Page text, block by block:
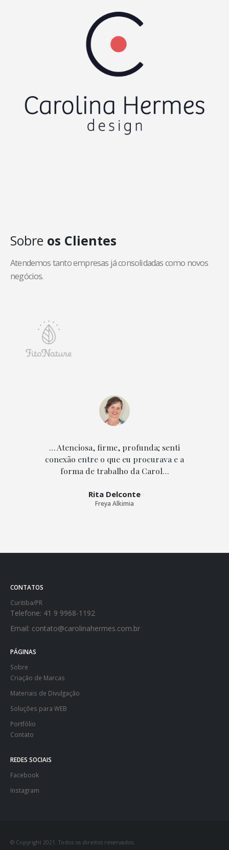
Sobre os Clientes
Atendemos tanto empresas já consolidadas como novos
negócios.
… Atenciosa, firme, profunda; senti
conexão entre o que eu procurava e a
forma de trabalho da Carol…
Rita Delconte
Freya Alkimia
CONTATOS
Curitiba/PR
Telefone: 41 9 9968-1192
Email: contato@carolinahermes.com.br
PÁGINAS
Sobre
Criação de Marcas
Materiais de Divulgação
Soluções para WEB
Portfólio
Contato
REDES SOCIAIS
Facebook
Instagram
© Copyright 2021. Todos os direitos reservados.